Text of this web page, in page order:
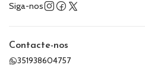
Siga-nos
Contacte-nos
351938604757